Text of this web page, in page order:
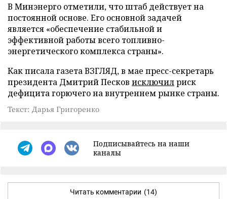
В Минэнерго отметили, что штаб действует на
постоянной основе. Его основной задачей
является «обеспечение стабильной и
эффективной работы всего топливно-
энергетического комплекса страны».
Как писала газета ВЗГЛЯД, в мае пресс-секретарь
президента Дмитрий Песков исключилриск
дефицита горючего на внутреннем рынке страны.
Текст: Дарья Григоренко
Подписывайтесь на наши
каналы
Читать комментарии (14)